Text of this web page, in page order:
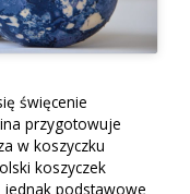
święcenie
przygotowuje
w koszyczku
koszyczek
jednak podstawowe